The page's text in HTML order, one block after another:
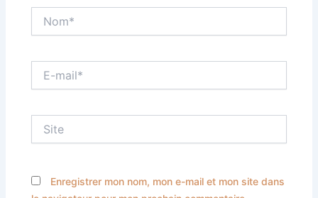
mail*
Enregistrer mon nom, mon e-mail et mon site dans